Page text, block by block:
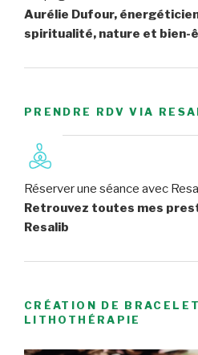
Aurélie Dufour,
spiritualité, nature et bien-
PRENDRE RDV VIA
Réserver une séance avec
Retrouvez toutes mes
Resalib
CRÉATION DE
LITHOTHÉRAPIE